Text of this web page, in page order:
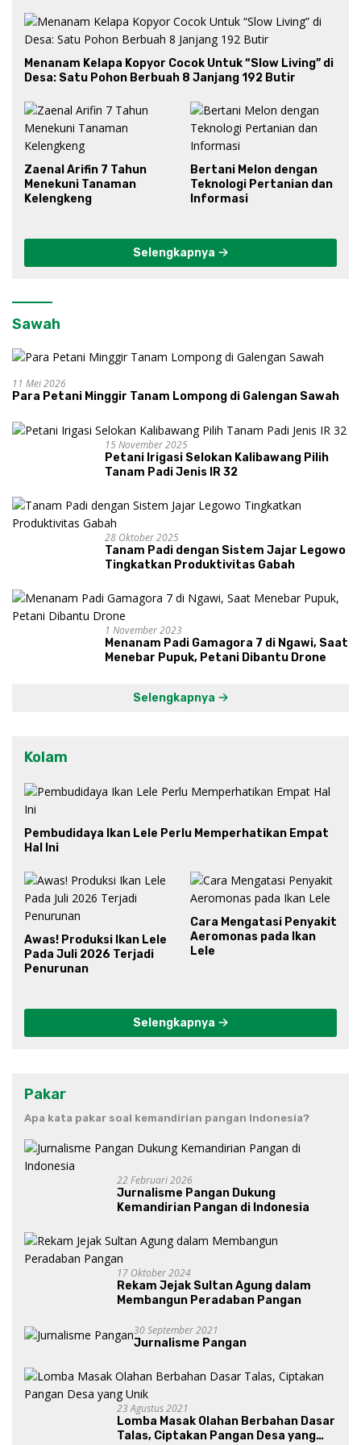
Menanam Kelapa Kopyor Cocok Untuk “Slow Living” di
Desa: Satu Pohon Berbuah 8 Janjang 192 Butir
Zaenal Arifin 7 Tahun
Menekuni Tanaman
Kelengkeng
Bertani Melon dengan
Teknologi Pertanian dan
Informasi
Selengkapnya
Sawah
11 Mei 2026
Para Petani Minggir Tanam Lompong di Galengan Sawah
15 November 2025
Petani Irigasi Selokan Kalibawang Pilih
Tanam Padi Jenis IR 32
28 Oktober 2025
Tanam Padi dengan Sistem Jajar Legowo
Tingkatkan Produktivitas Gabah
1 November 2023
Menanam Padi Gamagora 7 di Ngawi, Saat
Menebar Pupuk, Petani Dibantu Drone
Selengkapnya
Kolam
Pembudidaya Ikan Lele Perlu Memperhatikan Empat
Hal Ini
Awas! Produksi Ikan Lele
Pada Juli 2026 Terjadi
Penurunan
Cara Mengatasi Penyakit
Aeromonas pada Ikan
Lele
Selengkapnya
Pakar
Apa kata pakar soal kemandirian pangan Indonesia?
22 Februari 2026
Jurnalisme Pangan Dukung
Kemandirian Pangan di Indonesia
17 Oktober 2024
Rekam Jejak Sultan Agung dalam
Membangun Peradaban Pangan
30 September 2021
Jurnalisme Pangan
23 Agustus 2021
Lomba Masak Olahan Berbahan Dasar
Talas, Ciptakan Pangan Desa yang